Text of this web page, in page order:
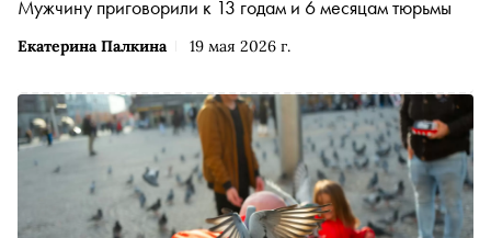
Екатерина Палкина 19 мая 2026 г.
Мужчину приговорили к 13 годам и 6 месяцам тюрьмы